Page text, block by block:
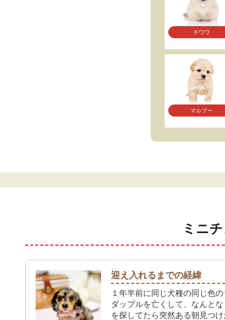
チワワ
マルプー
ミニ
迎え入れるまでの経緯
１年半前に同じ犬種の同じ色
ダップルを亡くして、なんと
を探してたら突然ある朝見つ